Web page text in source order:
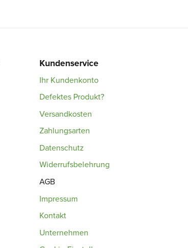
Kundenservice
Ihr Kundenkonto
Defektes Produkt?
Versandkosten
Zahlungsarten
Datenschutz
Widerrufsbelehrung
AGB
Impressum
Kontakt
Unternehmen